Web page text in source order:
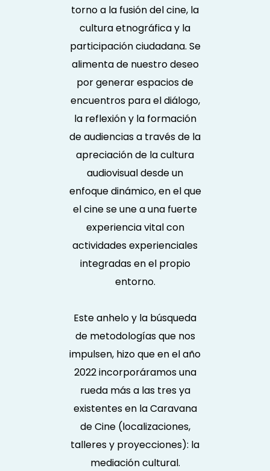
torno a la fusión del cine, la
cultura etnográfica y la
participación ciudadana. Se
alimenta de nuestro deseo
por generar espacios de
encuentros para el diálogo,
la reflexión y la formación
de audiencias a través de la
apreciación de la cultura
audiovisual desde un
enfoque dinámico, en el que
el cine se une a una fuerte
experiencia vital con
actividades experienciales
integradas en el propio
entorno.
Este anhelo y la búsqueda
de metodologías que nos
impulsen, hizo que en el año
2022 incorporáramos una
rueda más a las tres ya
existentes en la Caravana
de Cine (localizaciones,
talleres y proyecciones): la
mediación cultural.